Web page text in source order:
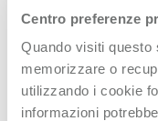
Centro preferenze
Quando visiti questo
memorizzare o
utilizzando i cookie
informazioni
Unfortunately
devices with the